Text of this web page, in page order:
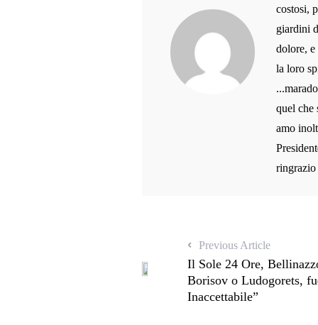
costosi,
giardini
dolore,
la loro
quel che
amo
ringrazio
Previous Article
Il Sole 24 Ore,
Borisov o Ludogorets,
Inaccettabile”